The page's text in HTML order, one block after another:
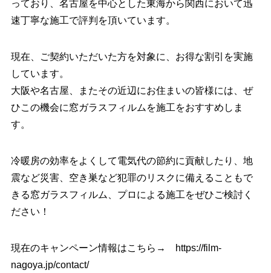
っており、名古屋を中心とした東海から関西において迅
速丁寧な施工で評判を頂いています。
現在、ご契約いただいた方を対象に、お得な割引を実施
しています。
大阪や名古屋、またその近辺にお住まいの皆様には、ぜ
ひこの機会に窓ガラスフィルムを施工をおすすめしま
す。
冷暖房の効率をよくして電気代の節約に貢献したり、地
震など災害、空き巣など犯罪のリスクに備えることもで
きる窓ガラスフィルム、プロによる施工をぜひご検討く
ださい！
現在のキャンペーン情報はこちら→
https://film-
nagoya.jp/contact/